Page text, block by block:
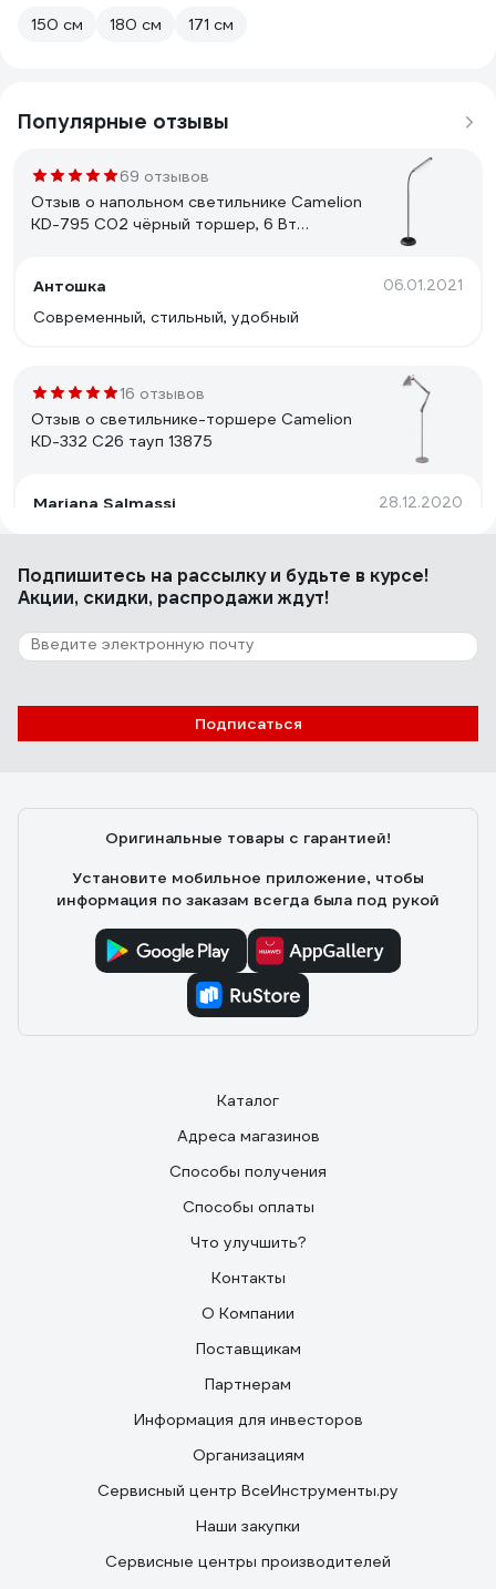
150 cм 180 cм 171 cм
Популярные отзывы
69 отзывов
Отзыв о напольном светильнике Camelion
KD-795 C02 чёрный торшер, 6 Вт
Антошка
06.01.2021
Современный, стильный, удобный
16 отзывов
Отзыв о светильнике-торшере Camelion
KD-332 C26 тауп 13875
Mariana Salmassi 28.12.2020
Достоинства: Мне понравился торшер удобством
работает
8 отзывов
С08 New York серый 40Вт металл 13050
направлять свет, легко собрать
Подпишитесь на рассылкуи будьте в курсе!
Акции, скидки, распродажи ждут!
Подписаться
Оригинальные товары с гарантией!
Установите мобильное приложение, чтобы
информация по заказам всегда была под рукой
Каталог
Адреса магазинов
Способы получения
Способы оплаты
Что улучшить?
Контакты
О Компании
Поставщикам
Партнерам
Информация для инвесторов
Организациям
Сервисный центр ВсеИнструменты.ру
Наши закупки
Сервисные центры производителей